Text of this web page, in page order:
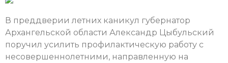
В преддверии летних каникул губернатор
Архангельской области Александр Цыбульский
поручил усилить профилактическую работу с
несовершеннолетними, направленную на